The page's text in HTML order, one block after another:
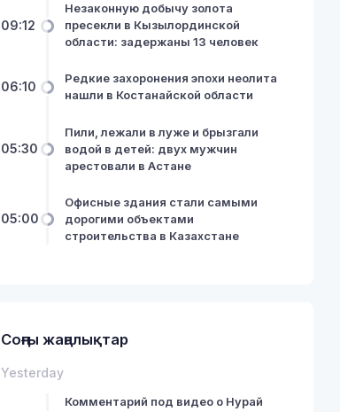
09:12
Незаконную добычу золота
пресекли в Кызылординской
области: задержаны 13 человек
06:10
Редкие захоронения эпохи неолита
нашли в Костанайской области
05:30
Пили, лежали в луже и брызгали
водой в детей: двух мужчин
арестовали в Астане
05:00
Офисные здания стали самыми
дорогими объектами
строительства в Казахстане
Соңғы жаңалықтар
Yesterday
Комментарий под видео о Нурай